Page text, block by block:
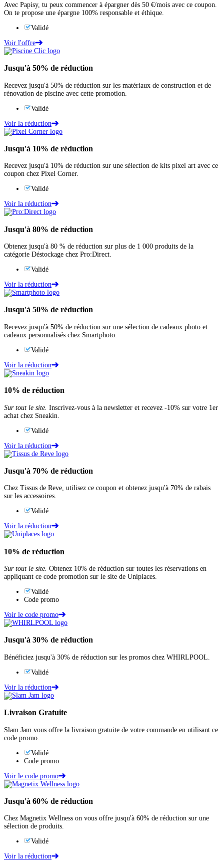
Avec Papisy, tu peux commencer à épargner dès 50 €/mois avec ce coupon.
On te propose une épargne 100% responsable et éthique.
Validé
Voir l'offre
Jusqu'à 50% de réduction
Recevez jusqu'à 50% de réduction sur les matériaux de construction et de
rénovation de piscine avec cette promotion.
Validé
Voir la réduction
Jusqu'à 10% de réduction
Recevez jusqu'à 10% de réduction sur une sélection de kits pixel art avec ce
coupon chez Pixel Corner.
Validé
Voir la réduction
Jusqu'à 80% de réduction
Obtenez jusqu'à 80 % de réduction sur plus de 1 000 produits de la
catégorie Déstockage chez Pro:Direct.
Validé
Voir la réduction
Jusqu'à 50% de réduction
Recevez jusqu'à 50% de réduction sur une sélection de cadeaux photo et
cadeaux personnalisés chez Smartphoto.
Validé
Voir la réduction
10% de réduction
Sur tout le site. Inscrivez-vous à la newsletter et recevez -10% sur votre 1er
achat chez Sneakin.
Validé
Voir la réduction
Jusqu'à 70% de réduction
Chez Tissus de Reve, utilisez ce coupon et obtenez jusqu'à 70% de rabais
sur les accessoires.
Validé
Voir la réduction
10% de réduction
Sur tout le site. Obtenez 10% de réduction sur toutes les réservations en
appliquant ce code promotion sur le site de Uniplaces.
Validé
Code promo
Voir le code promo
Jusqu'à 30% de réduction
Bénéficiez jusqu'à 30% de réduction sur les promos chez WHIRLPOOL.
Validé
Voir la réduction
Livraison Gratuite
Slam Jam vous offre la livraison gratuite de votre commande en utilisant ce
code promo.
Validé
Code promo
Voir le code promo
Jusqu'à 60% de réduction
Chez Magnetix Wellness on vous offre jusqu'à 60% de réduction sur une
sélection de produits.
Validé
Voir la réduction